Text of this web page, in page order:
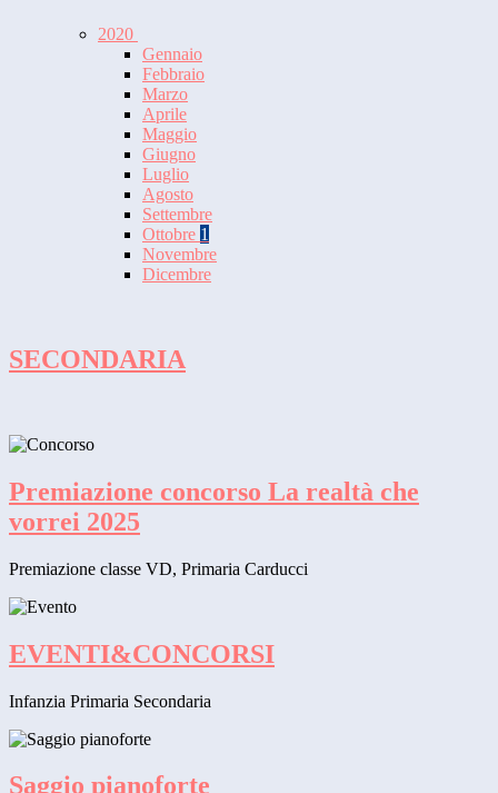
2020
Gennaio
Febbraio
Marzo
Aprile
Maggio
Giugno
Luglio
Agosto
Settembre
Ottobre 1
Novembre
Dicembre
SECONDARIA
Premiazione concorso La realtà che
vorrei 2025
Premiazione classe VD, Primaria Carducci
EVENTI&CONCORSI
Infanzia Primaria Secondaria
Saggio pianoforte